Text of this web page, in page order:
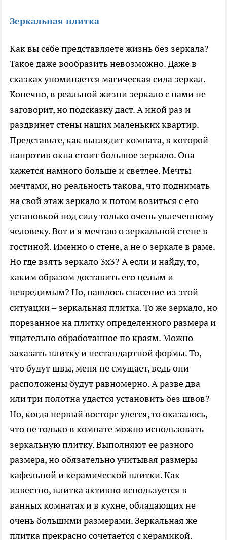
Зеркальная плитка
Как вы себе представляете жизнь без зеркала?
Такое даже вообразить невозможно. Даже в
сказках упоминается магическая сила зеркал.
Конечно, в реальной жизни зеркало с нами не
заговорит, но подсказку даст. А иной раз и
раздвинет стены наших маленьких квартир.
Представьте, как выглядит комната, в которой
напротив окна стоит большое зеркало. Она
кажется намного больше и светлее. Мечты
мечтами, но реальность такова, что поднимать
на свой этаж зеркало и потом возиться с его
установкой под силу только очень увлеченному
человеку. Вот и я мечтаю о зеркальной стене в
гостиной. Именно о стене, а не о зеркале в раме.
Но где взять зеркало 3х3? А если и найду, то,
каким образом доставить его целым и
невредимым? Но, нашлось спасение из этой
ситуации – зеркальная плитка. То же зеркало, но
порезанное на плитку определенного размера и
тщательно обработанное по краям. Можно
заказать плитку и нестандартной формы. То,
что будут швы, меня не смущает, ведь они
расположены будут равномерно. А разве два
или три полотна удастся установить без швов?
Но, когда первый восторг улегся, то оказалось,
что не только в комнате можно использовать
зеркальную плитку. Выполняют ее разного
размера, но обязательно учитывая размеры
кафельной и керамической плитки. Как
известно, плитка активно используется в
ванных комнатах и в кухне, обладающих не
очень большими размерами. Зеркальная же
плитка прекрасно сочетается с керамикой.